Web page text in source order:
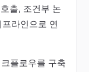
출, 조건부 논
라인으로 연
플로우를 구축